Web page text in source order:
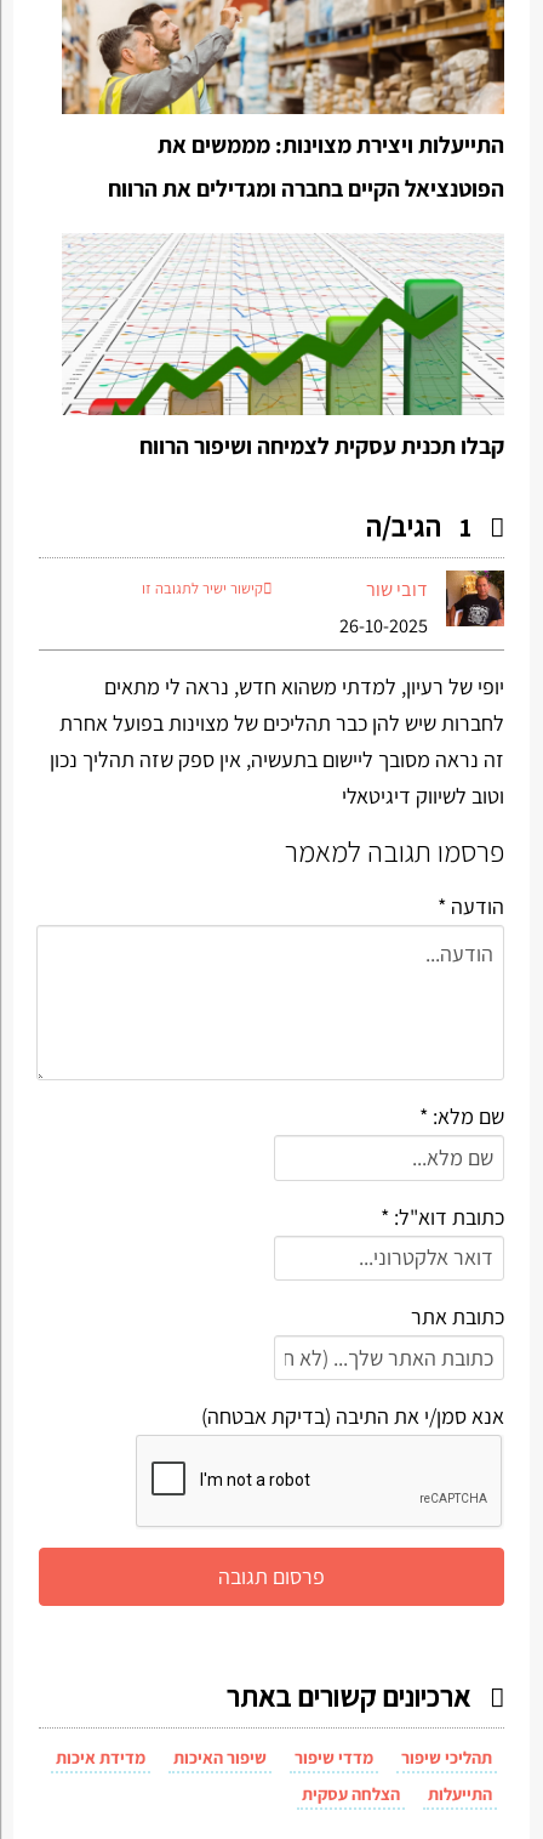
התייעלות ויצירת מצוינות: מממשים את
הפוטנציאל הקיים בחברה ומגדילים את הרווח
קבלו תכנית עסקית לצמיחה ושיפור הרווח
1 הגיב/ה
דובי שור
26-10-2025
קישור ישיר לתגובה זו
יופי של רעיון, למדתי משהוא חדש, נראה לי מתאים
לחברות שיש להן כבר תהליכים של מצוינות בפועל אחרת
זה נראה מסובך ליישום בתעשיה, אין ספק שזה תהליך נכון
וטוב לשיווק דיגיטאלי
פרסמו תגובה למאמר
הודעה *
שם מלא: *
כתובת דוא"ל: *
כתובת אתר
אנא סמן/י את התיבה (בדיקת אבטחה)
ארכיונים קשורים באתר
תהליכי שיפור מדדי שיפור שיפור האיכות
מדידת איכות
התייעלות
הצלחה עסקית